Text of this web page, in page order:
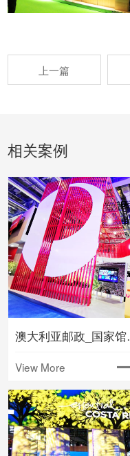
上一篇
相关案例
澳大
View More